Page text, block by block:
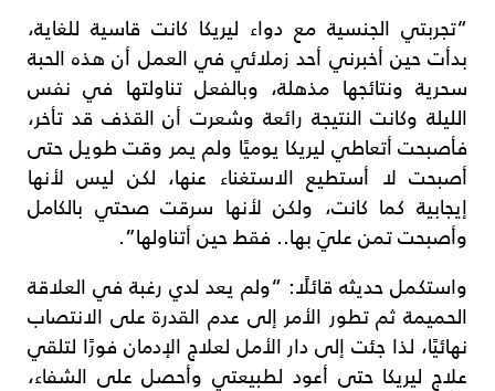
“تجربتي الجنسية مع دواء ليريكا كانت قاسية للغاية،
بدأت حين أخبرني أحد زملائي في العمل أن هذه الحبة
سحرية ونتائجها مذهلة، وبالفعل تناولتها في نفس
الليلة وكانت النتيجة رائعة وشعرت أن القذف قد تأخر،
فأصبحت أتعاطي ليريكا يوميًا ولم يمر وقت طويل حتى
أصبحت لا أستطيع الاستغناء عنها، لكن ليس لأنها
إيجابية كما كانت، ولكن لأنها سرقت صحتي بالكامل
وأصبحت تمن عليَ بها.. فقط حين أتناولها”.
واستكمل حديثه قائلًا: “ولم يعد لدي رغبة في العلاقة
الحميمة ثم تطور الأمر إلى عدم القدرة على الانتصاب
نهائيًا، لذا جئت إلى دار الأمل لعلاج الإدمان فورًا لتلقي
علاج ليريكا حتى أعود لطبيعتي وأحصل على الشفاء،